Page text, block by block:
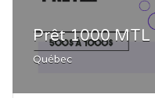
Prêt 1000 MTL
Québec